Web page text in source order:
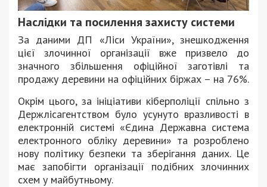
Наслідки та посилення захисту системи
За даними ДП «Ліси України», знешкодження
цієї злочинної організації вже призвело до
значного збільшення офіційної заготівлі та
продажу деревини на офіційних біржах – на 76%.
Окрім цього, за ініціативи кіберполіції спільно з
Держлісагентством було усунуто вразливості в
електронній системі «Єдина Державна система
електронного обліку деревини» та розроблено
нову політику безпеки та зберігання даних. Це
має запобігти організації подібних злочинних
схем у майбутньому.